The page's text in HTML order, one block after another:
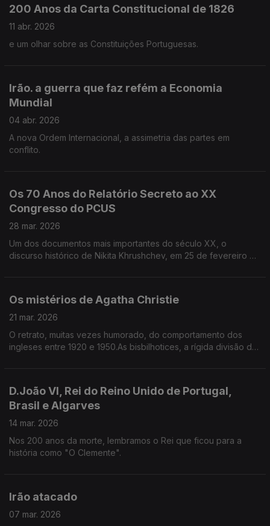
200 Anos da Carta Constitucional de 1826
11 abr. 2026
e um olhar sobre as Constituições Portuguesas.
Irão. a guerra que faz refém a Economia
Mundial
04 abr. 2026
A nova Ordem Internacional, a assimetria das partes em
conflito.
Os 70 Anos do Relatório Secreto ao XX
Congresso do PCUS
28 mar. 2026
Um dos documentos mais importantes do século XX, o
discurso histórico de Nikita Khrushchev, em 25 de fevereiro de
Os mistérios de Agatha Christie
21 mar. 2026
O retrato, muitas vezes humorado, do comportamento dos
ingleses entre 1920 e 1950.As bisbilhotices, a rígida divisão de
D.João VI, Rei do Reino Unido de Portugal,
Brasil e Algarves
14 mar. 2026
Nos 200 anos da morte, lembramos o Rei que ficou para a
história como "O Clemente".
Irão atacado
07 mar. 2026